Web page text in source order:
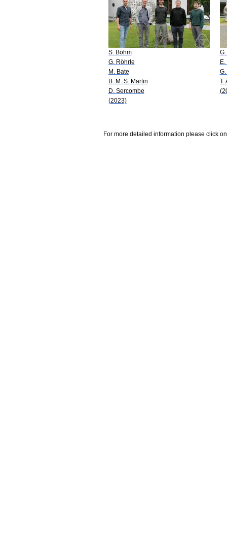
S. Böhm
G. Röhrle
M. Bate
B. M. S. Martin
D. Sercombe
(2023)
T.
For more detailed information please click